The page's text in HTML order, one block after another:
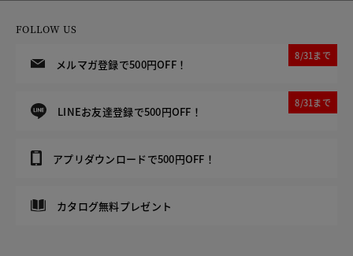
FOLLOW US
メルマガ登録で500円OFF！
8/31まで
LINEお友達登録で500円OFF！
8/31まで
アプリダウンロードで500円OFF！
カタログ無料プレゼント